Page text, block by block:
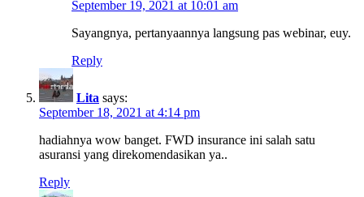
September 19, 2021 at 10:01 am
Sayangnya, pertanyaannya langsung pas webinar, euy.
Reply
Lita says:
September 18, 2021 at 4:14 pm
hadiahnya wow banget. FWD insurance ini salah satu
asuransi yang direkomendasikan ya..
Reply